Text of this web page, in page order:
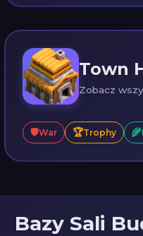
Town
Zobacz
🛡️War 🏆Trophy 🌾
Bazy Sali